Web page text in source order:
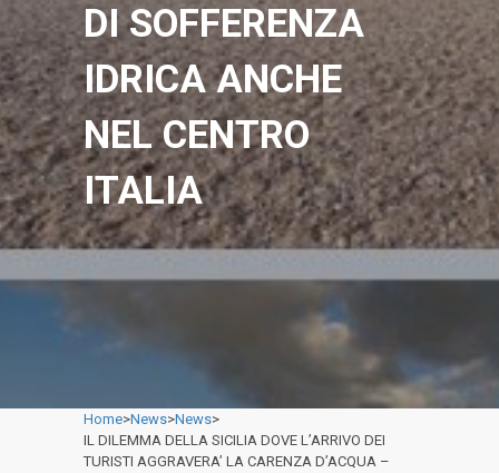
DI SOFFERENZA
IDRICA ANCHE
NEL CENTRO
ITALIA
Home>News>News>
IL DILEMMA DELLA SICILIA DOVE L’ARRIVO DEI
TURISTI AGGRAVERA’ LA CARENZA D’ACQUA –